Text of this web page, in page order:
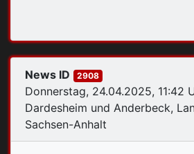
Donnerstag, 24.04.2025, 11:42
Dardesheim und Anderbeck,
Sachsen-Anhalt
News ID 2908